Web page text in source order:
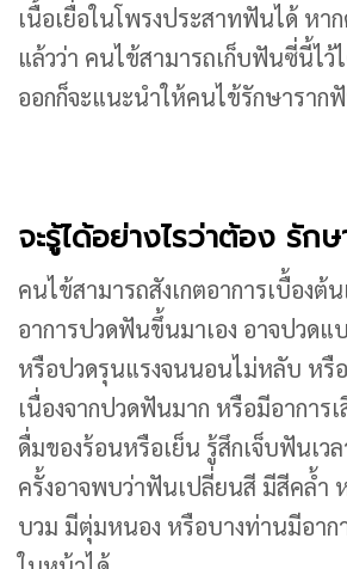
เนื้อเยื่อในโพรงประสาทฟันได้ ห
แล้วว่า คนไข้สามารถเก็บฟันซี่นี้ไว้
ออกก็จะแนะนำให้คนไข้รักษาราก
จะรู้ได้อย่างไรว่าต้อง รัก
คนไข้สามารถสังเกตอาการเบื้องต้
อาการปวดฟันขึ้นมาเอง อาจปวด
หรือปวดรุนแรงจนนอนไม่หลับ หรื
เนื่องจากปวดฟันมาก หรือมีอาการ
ดื่มของร้อนหรือเย็น รู้สึกเจ็บฟันเว
ครั้งอาจพบว่าฟันเปลี่ยนสี มีสีคล้ำ
บวม มีตุ่มหนอง หรือบางท่านมีอาก